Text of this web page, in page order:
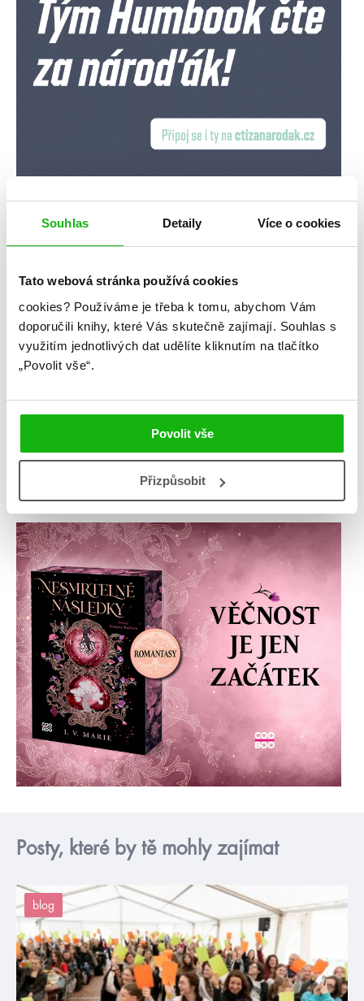
Souhlas Detaily Více o cookies
Tato webová stránka používá cookies
cookies? Používáme je třeba k tomu, abychom Vám
doporučili knihy, které Vás skutečně zajímají. Souhlas s
využitím jednotlivých dat udělíte kliknutím na tlačítko
„Povolit vše“.
Povolit vše
Přizpůsobit
Posty, které by tě mohly zajímat
blog